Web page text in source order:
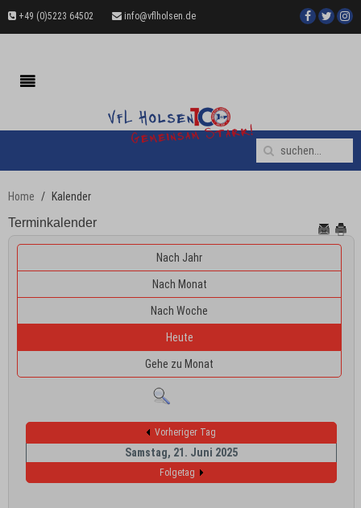
+49 (0)5223 64502 info@vflholsen.de
Home Kalender
Terminkalender
Nach Jahr
Nach Monat
Nach Woche
Heute
Gehe zu Monat
Vorheriger Tag
Samstag, 21. Juni 2025
Folgetag